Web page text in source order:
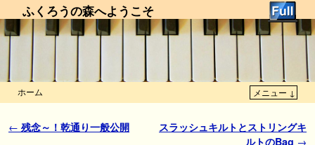
ふくろうの森へようこそ
ホーム メニュー ↓
投稿ナビゲーション
← 残念～！乾通り一般公開
スラッシュキルトとストリングキ
ルトのBag →